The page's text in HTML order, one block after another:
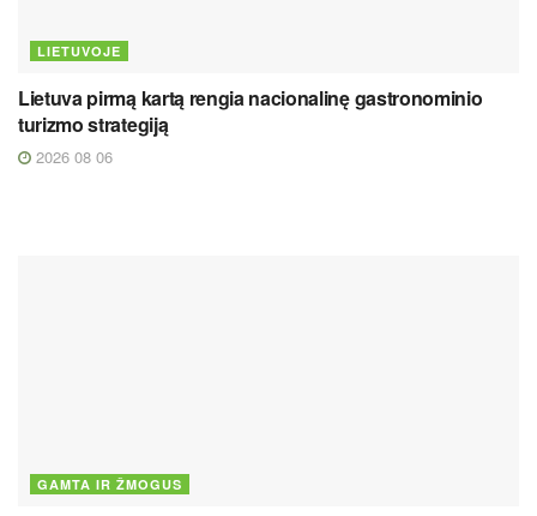
LIETUVOJE
Lietuva pirmą kartą rengia nacionalinę gastronominio
turizmo strategiją
2026 08 06
GAMTA IR ŽMOGUS